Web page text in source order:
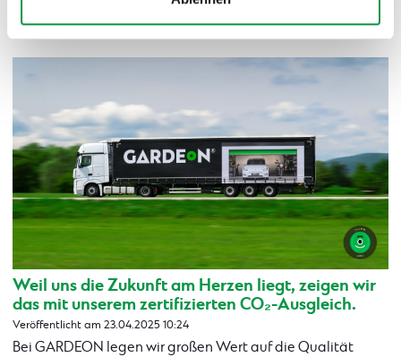
Weil uns die Zukunft am Herzen liegt, zeigen wir
das mit unserem zertifizierten CO₂-Ausgleich.
Veröffentlicht am 23.04.2025 10:24
Bei GARDEON legen wir großen Wert auf die Qualität